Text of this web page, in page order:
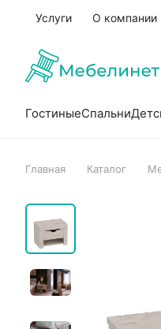
Услуги О компании
ГостиныеСпальни
Главная Каталог